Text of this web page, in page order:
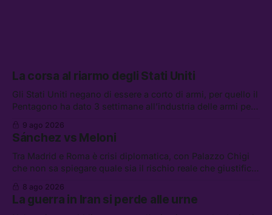
La corsa al riarmo degli Stati Uniti
Gli Stati Uniti negano di essere a corto di armi, per quello il
Pentagono ha dato 3 settimane all’industria delle armi per
continuerà ad usare i servizi di Palantir, la protesta contro
La Russa, e la centrale elettrica di Amazon in Texas
9 ago 2026
Sánchez vs Meloni
Tra Madrid e Roma è crisi diplomatica, con Palazzo Chigi
che non sa spiegare quale sia il rischio reale che giustifica
di difesa tra Arabia Saudita, Pakistan e Turchia, la crisi del
carburante irregolare, e un altro caso di IA ribelle
8 ago 2026
La guerra in Iran si perde alle urne